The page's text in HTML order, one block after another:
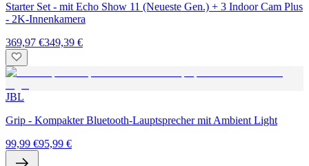
Starter Set - mit Echo Show 11 (Neueste Gen.) + 3 Indoor Cam Plus
- 2K-Innenkamera
369,97 €349,39 €
JBL
Grip - Kompakter Bluetooth-Lauptsprecher mit Ambient Light
99,99 €95,99 €